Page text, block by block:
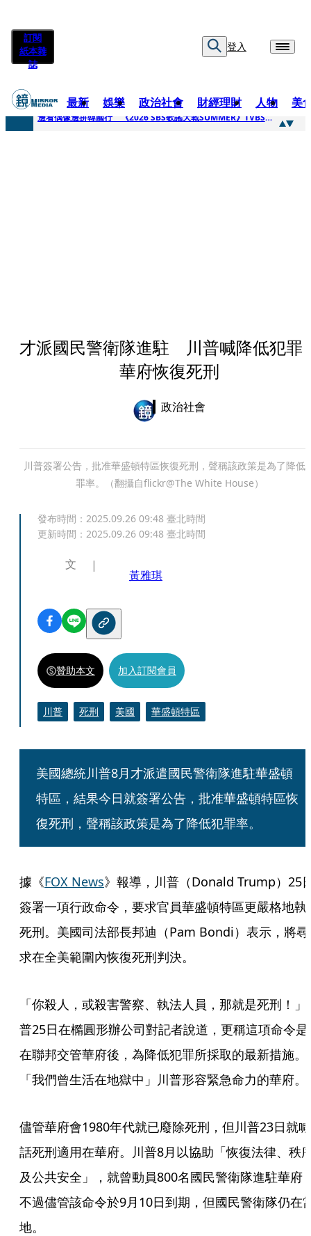
訂閱
紙本雜
誌
登入
最新 娛樂 政治社會 財經理財 人物 美
快訊
邊看偶像邊拚韓國行 《2026 SBS歌謠大戰SUMMER》TVBS直播祭追星福利
才派國民警衛隊進駐 川普喊降低犯罪
華府恢復死刑
政治社會
川普簽署公告，批准華盛頓特區恢復死刑，聲稱該政策是為了降低
罪率。（翻攝自flickr@The White House）
發布時間： 2025.09.26 09:48 臺北時間
更新時間： 2025.09.26 09:48 臺北時間
文
黃雅琪
贊助本文 加入訂閱會員
川普 死刑 美國 華盛頓特區
美國總統川普8月才派遣國民警衛隊進駐華盛頓
特區，結果今日就簽署公告，批准華盛頓特區恢
復死刑，聲稱該政策是為了降低犯罪率。
據《FOX News》報導，川普（Donald Trump）25
簽署一項行政命令，要求官員華盛頓特區更嚴格地執
死刑。美國司法部長邦迪（Pam Bondi）表示，將尋
求在全美範圍內恢復死刑判決。
「你殺人，或殺害警察、執法人員，那就是死刑！」
普25日在橢圓形辦公司對記者說道，更稱這項命令是
在聯邦交管華府後，為降低犯罪所採取的最新措施。
「我們曾生活在地獄中」川普形容緊急命力的華府。
儘管華府會1980年代就已廢除死刑，但川普23日就喊
話死刑適用在華府。川普8月以協助「恢復法律、秩
及公共安全」，就曾動員800名國民警衛隊進駐華府
不過儘管該命令於9月10日到期，但國民警衛隊仍在
地。